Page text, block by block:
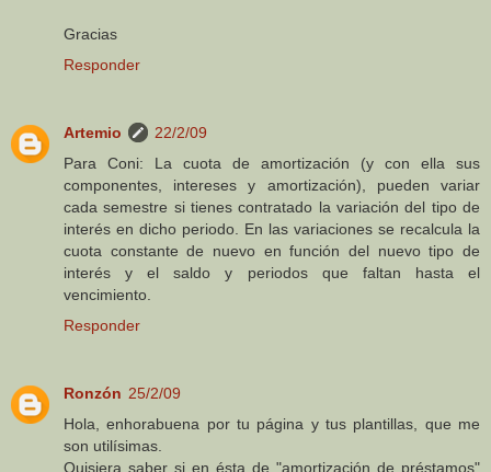
Gracias
Responder
Artemio
22/2/09
Para Coni: La cuota de amortización (y con ella sus
componentes, intereses y amortización), pueden variar
cada semestre si tienes contratado la variación del tipo de
interés en dicho periodo. En las variaciones se recalcula la
cuota constante de nuevo en función del nuevo tipo de
interés y el saldo y periodos que faltan hasta el
vencimiento.
Responder
Ronzón 25/2/09
Hola, enhorabuena por tu página y tus plantillas, que me
son utilísimas.
Quisiera saber si en ésta de "amortización de préstamos"